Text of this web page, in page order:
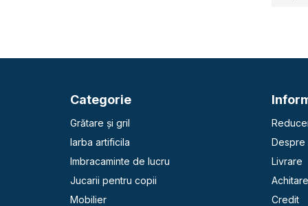
Categorie
Grătare și gril
Iarba artificila
Imbracaminte de lucru
Jucarii pentru copii
Mobilier
Despre
Livrare
Achitare
Credit